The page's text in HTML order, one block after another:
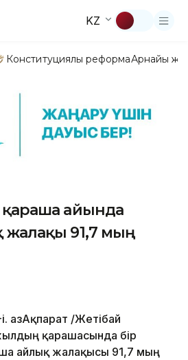
KZ
Конституциялық реформаАрнайы
айында
жалақы 91,7 мың
ҚазАқпарат /Жетібай
қарашасында бір
айлық жалақысы 91,7 мың